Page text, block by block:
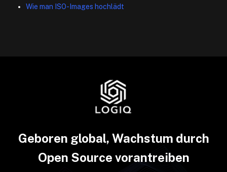
Wie man ISO-Images hochlädt
Geboren global, Wachstum durch
Open Source vorantreiben